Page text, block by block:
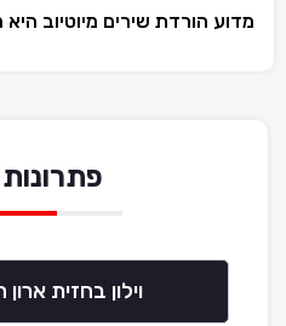
מדוע הורדת שירים מיוטיוב
וילון בחזית